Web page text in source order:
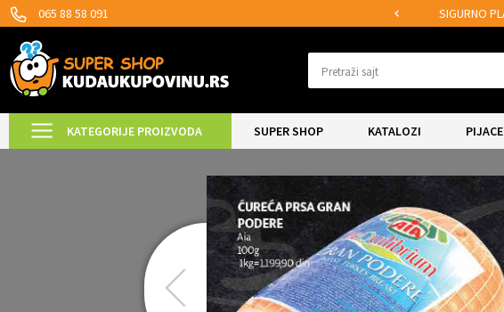
065 88 58 091
Pretraži sajt
KATEGORIJE PROIZVODA SUPER SHOP KATALOZI PIJACE